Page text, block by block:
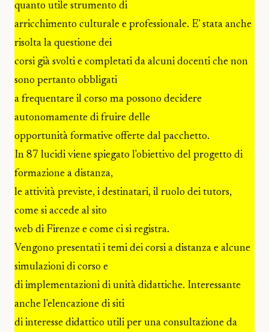
quanto utile strumento di
arricchimento culturale e professionale. E' stata anche
risolta la questione dei
corsi già svolti e completati da alcuni docenti che non
sono pertanto obbligati
a frequentare il corso ma possono decidere
autonomamente di fruire delle
opportunità formative offerte dal pacchetto.
In 87 lucidi viene spiegato l'obiettivo del progetto di
formazione a distanza,
le attività previste, i destinatari, il ruolo dei tutors,
come si accede al sito
web di Firenze e come ci si registra.
Vengono presentati i temi dei corsi a distanza e alcune
simulazioni di corso e
di implementazioni di unità didattiche. Interessante
anche l'elencazione di siti
di interesse didattico utili per una consultazione da